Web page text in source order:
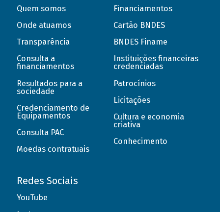
Quem somos
Onde atuamos
Transparência
Consulta a
financiamentos
Resultados para a
sociedade
Credenciamento de
Equipamentos
Consulta PAC
Moedas contratuais
Financiamentos
Cartão BNDES
BNDES Finame
Instituições financeiras
credenciadas
Patrocínios
Licitações
Cultura e economia
criativa
Conhecimento
Redes Sociais
YouTube